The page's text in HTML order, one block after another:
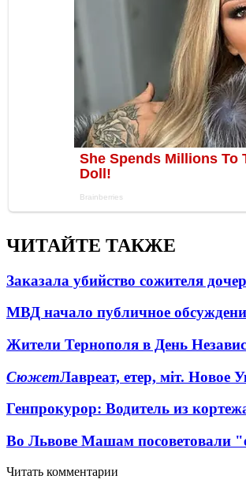
ЧИТАЙТЕ ТАКЖЕ
Заказала убийство сожителя
МВД начало публичное
Жители Тернополя в День
СюжетЛавреат, етер, міт. Новое
Генпрокурор: Водитель из
Во Львове Машам посоветовали
Читать комментарии